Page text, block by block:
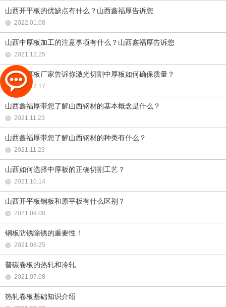
山西开平板的优缺点有什么？山西鑫福厚告诉您
2022.01.08
山西中厚板加工的注意事项有什么？山西鑫福厚告诉您
2021.12.25
山西中厚板厂家告诉你激光切割中厚板如何确保质量？
2021.12.17
山西鑫福厚带您了解山西钢材的基本概念是什么？
2021.11.23
山西鑫福厚带您了解山西钢材的种类有什么？
2021.11.23
山西如何选择中厚板的正确切割工艺？
2021.10.14
山西开平板钢板和原平板有什么区别？
2021.09.08
钢板防锈除锈的重要性！
2021.08.25
普碳卷板的热轧和冷轧
2021.07.08
热轧卷板基础知识介绍